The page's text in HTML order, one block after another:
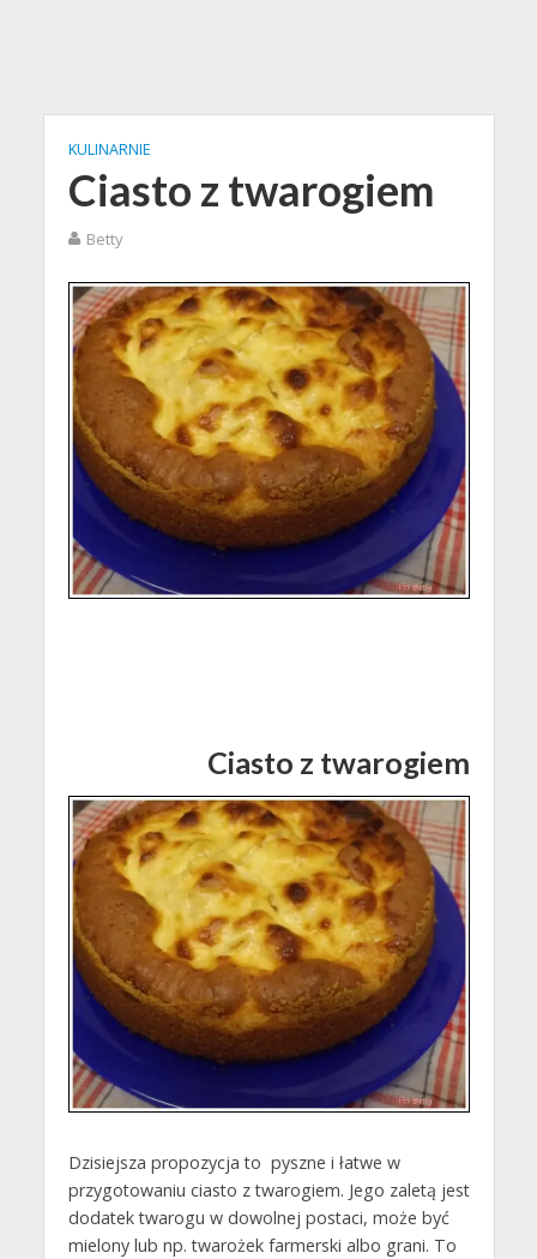
KULINARNIE
Ciasto z twarogiem
Betty
Ciasto z twarogiem
Dzisiejsza propozycja to pyszne i łatwe w
przygotowaniu ciasto z twarogiem. Jego zaletą jest
dodatek twarogu w dowolnej postaci, może być
mielony lub np. twarożek farmerski albo grani. To